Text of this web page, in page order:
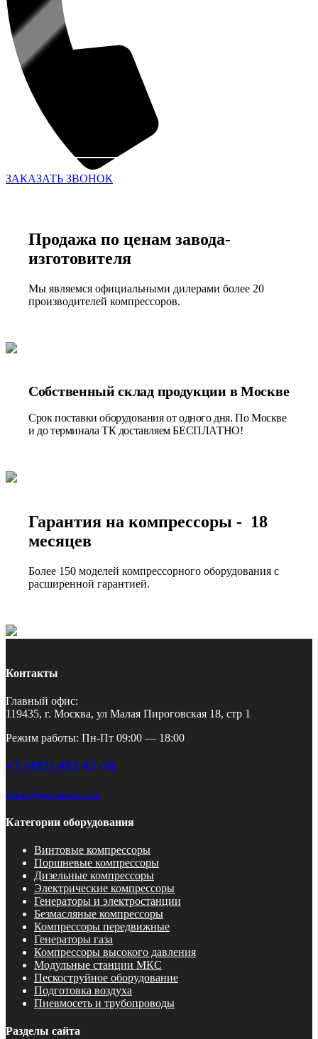
ЗАКАЗАТЬ ЗВОНОК
Продажа по ценам завода-
изготовителя
Мы являемся официальными дилерами более 20
производителей компрессоров.
Собственный склад продукции в Москве
Срок поставки оборудования от одного дня. По Москве
и до терминала ТК доставляем БЕСПЛАТНО!
Гарантия на компрессоры - 18
месяцев
Более 150 моделей компрессорного оборудования с
расширенной гарантией.
Контакты
Главный офис:
119435, г. Москва, ул Малая Пироговская 18, стр 1
Режим работы: Пн-Пт 09:00 — 18:00
+7 (495) 492-67-70
zakaz@pnevmotex.com
Категории оборудования
Винтовые компрессоры
Поршневые компрессоры
Дизельные компрессоры
Электрические компрессоры
Генераторы и электростанции
Безмасляные компрессоры
Компрессоры передвижные
Генераторы газа
Компрессоры высокого давления
Модульные станции МКС
Пескоструйное оборудование
Подготовка воздуха
Пневмосеть и трубопроводы
Разделы сайта